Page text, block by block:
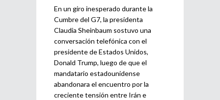
En un giro inesperado durante la
Cumbre del G7, la presidenta
Claudia Sheinbaum sostuvo una
conversación telefónica con el
presidente de Estados Unidos,
Donald Trump, luego de que el
mandatario estadounidense
abandonara el encuentro por la
creciente tensión entre Irán e